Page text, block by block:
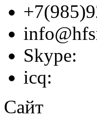
Skype:
icq:
Сайт